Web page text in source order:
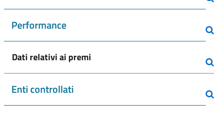
Performance
Dati relativi ai premi
Enti controllati